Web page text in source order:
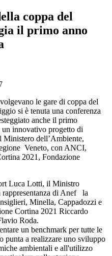
coppa del
il primo anno
le gare di coppa del
si è tenuta una conferenza
anche il primo
innovativo progetto di
Ministero dell’Ambiente,
Veneto, con ANCI,
2021, Fondazione
Luca Lotti, il Ministro
di Anef la
Minella, Cappadozzi e
Cortina 2021 Riccardo
Roda.
un benchmark per tutte le
punta a realizzare uno sviluppo
ambientali e all'utilizzo